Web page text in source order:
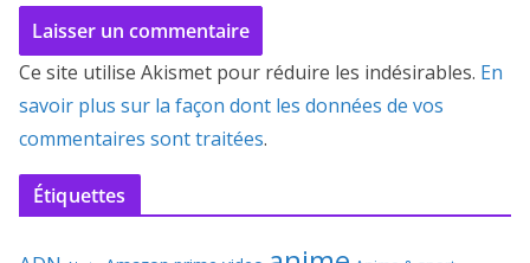
Ce site utilise Akismet pour réduire les indésirables. En
savoir plus sur la façon dont les données de vos
commentaires sont traitées.
Étiquettes